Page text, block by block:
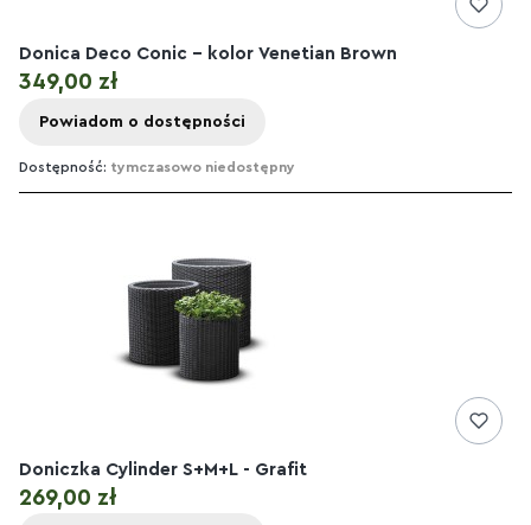
Donica Deco Conic – kolor Venetian Brown
Cena
349,00 zł
Powiadom o dostępności
Dostępność: tymczasowo niedostępny
Doniczka Cylinder S+M+L - Grafit
Cena
269,00 zł